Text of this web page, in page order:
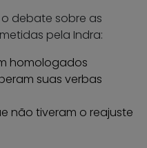
debate sobre as
pela Indra:
homologados
suas verbas
não tiveram o reajuste